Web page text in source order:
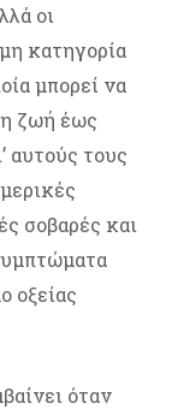
οι
κατηγορία
μπορεί να
ζωή έως
αυτούς τους
σοβαρές και
οξείας
όταν